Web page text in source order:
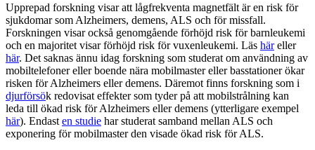
Upprepad forskning visar att lågfrekventa magnetfält är en risk för
sjukdomar som Alzheimers, demens, ALS och för missfall.
Forskningen visar också genomgående förhöjd risk för barnleukemi
och en majoritet visar förhöjd risk för vuxenleukemi. Läs häreller
här. Det saknas ännu idag forskning som studerat om användning av
mobiltelefoner eller boende nära mobilmaster eller basstationer ökar
risken för Alzheimers eller demens. Däremot finns forskning som i
djurförsök redovisat effekter som tyder på att mobilstrålning kan
leda till ökad risk för Alzheimers eller demens (ytterligare exempel
här). Endast en studie har studerat samband mellan ALS och
exponering för mobilmaster den visade ökad risk för ALS.